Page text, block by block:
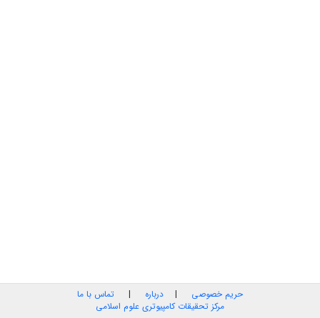
حریم خصوصی | درباره | تماس با ما
مرکز تحقیقات کامپیوتری علوم اسلامی